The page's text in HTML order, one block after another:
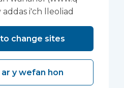
GIG
i'ch lleoliad
change sites
y wefan hon